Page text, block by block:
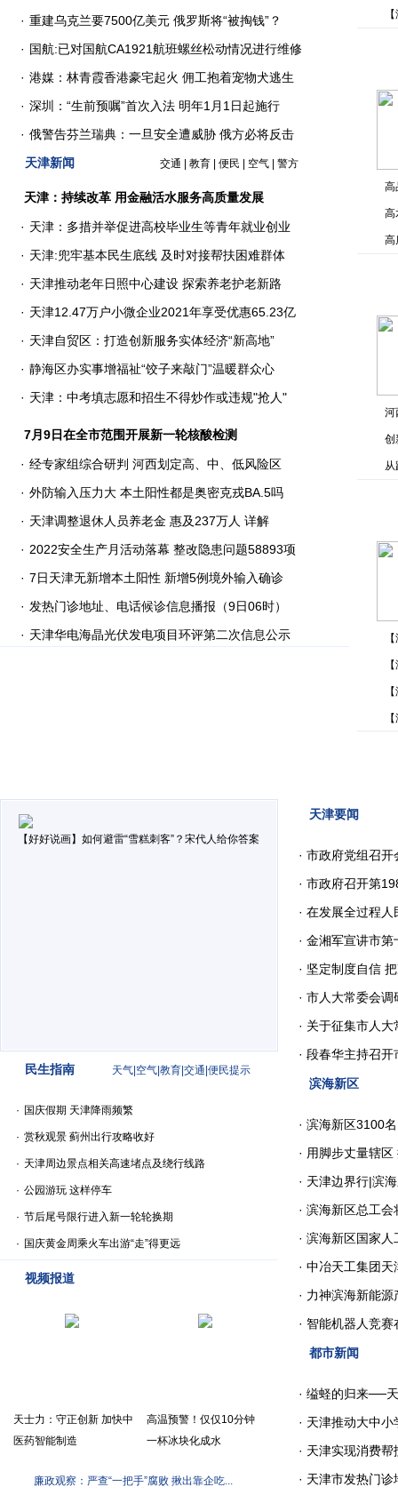
· 重建乌克兰要7500亿美元 俄罗斯将“被掏钱”？
· 国航:已对国航CA1921航班螺丝松动情况进行维修
· 港媒：林青霞香港豪宅起火 佣工抱着宠物犬逃生
· 深圳：“生前预嘱”首次入法 明年1月1日起施行
· 俄警告芬兰瑞典：一旦安全遭威胁 俄方必将反击
天津新闻
交通 教育 便民 空气 警方
天津：持续改革 用金融活水服务高质量发展
· 天津：多措并举促进高校毕业生等青年就业创业
· 天津:兜牢基本民生底线 及时对接帮扶困难群体
· 天津推动老年日照中心建设 探索养老护老新路
· 天津12.47万户小微企业2021年享受优惠65.23亿
· 天津自贸区：打造创新服务实体经济“新高地”
· 静海区办实事增福祉“饺子来敲门”温暖群众心
· 天津：中考填志愿和招生不得炒作或违规"抢人"
7月9日在全市范围开展新一轮核酸检测
· 经专家组综合研判 河西划定高、中、低风险区
· 外防输入压力大 本土阳性都是奥密克戎BA.5吗
· 天津调整退休人员养老金 惠及237万人 详解
· 2022安全生产月活动落幕 整改隐患问题58893项
· 7日天津无新增本土阳性 新增5例境外输入确诊
· 发热门诊地址、电话候诊信息播报（9日06时）
· 天津华电海晶光伏发电项目环评第二次信息公示
高
高
高
河
创
从
【好好说画】如何避雷“雪糕刺客”？宋代人给你答案
民生指南 天气 空气 教育 交通 便民提示
· 国庆假期 天津降雨频繁
· 赏秋观景 蓟州出行攻略收好
· 天津周边景点相关高速堵点及绕行线路
· 公园游玩 这样停车
· 节后尾号限行进入新一轮轮换期
· 国庆黄金周乘火车出游“走”得更远
视频报道
天士力：守正创新 加快中
医药智能制造
高温预警！仅仅10分钟
一杯冰块化成水
廉政观察：严查“一把手”腐败 揪出靠企吃...
天津要闻
· 市政府党组召开
· 市政府召开第
· 在发展全过程人
· 金湘军宣讲市第
· 坚定制度自信
· 市人大常委会调
· 关于征集市人
· 段春华主持召开
滨海新区
· 滨海新区3100
· 用脚步丈量辖区
· 天津边界行|滨
· 滨海新区总工
· 滨海新区国家人
· 中冶天工集团天
· 力神滨海新能
· 智能机器人竞赛
都市新闻
· 缢蛏的归来──
· 天津推动大中
· 天津实现消费
· 天津市发热门